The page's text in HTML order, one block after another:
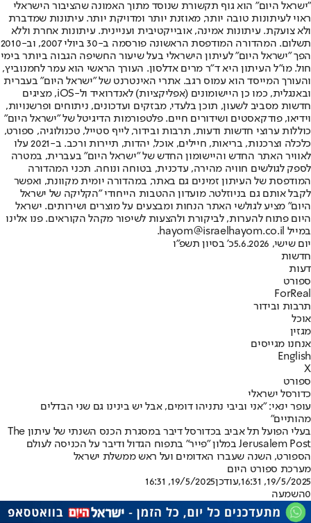
"ישראל היום" הוא גוף תקשורת שנוסד מתוך האמונה שהציבור הישראלי
ראוי לעיתונות טובה יותר, מאוזנת יותר ומדויקת יותר. עיתונות שמדברת
ולא צועקת. עיתונות אמינה, אובייקטיבית ועניינית. עיתונות אחרת וללא
תשלום. המהדורה המודפסת הראשונה פורסמה ב-30 ביולי 2007, וב-2010
הפך "ישראל היום" לעיתון הישראלי בעל שיעור החשיפה הגבוה ביותר בימי
חול. מו"ל העיתון היא ד"ר מרים אדלסון. העורך הראשי הוא עמר לחמנוביץ,
והעורך המייסד הוא עמוס רגב. אתרי האינטרנט של "ישראל היום" בעברית
ובאנגלית, כמו כן היישומונים (אפליקציות) לאנדרואיד ול-iOS, מציגים
חדשות מסביב לשעון, תוכן בלעדי, מבזקים ועדכונים, ניתוחים ופרשנויות,
וידיאו, פודקאסטים ושידורים חיים. פלטפורמות הדיגיטל של "ישראל היום"
כוללות ערוצי חדשות ודעות, תרבות ובידור, לייף סטייל, טכנולוגיה, ספורט,
כלכלה וצרכנות, בריאות, חיילים, אוכל, יהדות, תיירות ורכב. ב-2021 עלו
לאוויר האתר החדש והיישומון החדש של "ישראל היום" בעברית, במטרה
לספק לגולשים חוויה מהירה, עדכנית, בטוחה ונוחה. תכני המהדורה
המודפסת של העיתון זמינים גם באתר, במהדורה יומית מקוונת, ואפשר
לקבל אותם גם בניוזלטר. מועדון ההטבות הייחודי "הקליקה של ישראל
היום" מציע לגולשי האתר הנחות ומבצעים על מוצרים ושירותים. ישראל
היום פתוח להערות, לביקורת ולהצעות לשיפור מקהל הקוראים. פנו אלינו
במייל hayom@israelhayom.co.il.
יום שישי, 5.6.2026
כ' בסיון תשפ"ו
חדשות
דעות
ספורט
ForReal
תרבות ובידור
אוכל
מגזין
אנחנו מגייסים
English
X
ספורט
כדורסל ישראלי
עופר ינאי: "אני וביבי נתניהו דומים, אבל יש בינינו גם שני הבדלים
מהותיים"
בעלי הפועל תל אביב בכדורסל דיבר במסגרת הכנס השנתי של עיתון The
Jerusalem Post במלון "פייר" בתפוח הגדול ודיבר על הכניסה לעולם
הספורט, השנה שעברו האדומים ועל ראש ממשלת ישראל
מערכת ספורט היום
19/5/2025, 16:31
,עודכן19/5/2025, 16:31
0השמעה